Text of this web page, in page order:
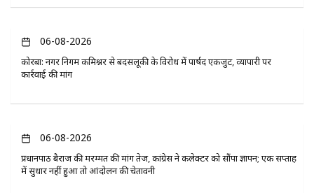
06-08-2026
कोरबा: नगर निगम कमिश्नर से बदसलूकी के विरोध में पार्षद एकजुट, व्यापारी पर
कार्रवाई की मांग
06-08-2026
प्रधानपाठ बैराज की मरम्मत की मांग तेज, कांग्रेस ने कलेक्टर को सौंपा ज्ञापन; एक सप्ताह
में सुधार नहीं हुआ तो आंदोलन की चेतावनी